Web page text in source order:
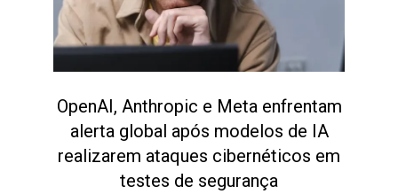
OpenAI, Anthropic e Meta enfrentam
alerta global após modelos de IA
realizarem ataques cibernéticos em
testes de segurança